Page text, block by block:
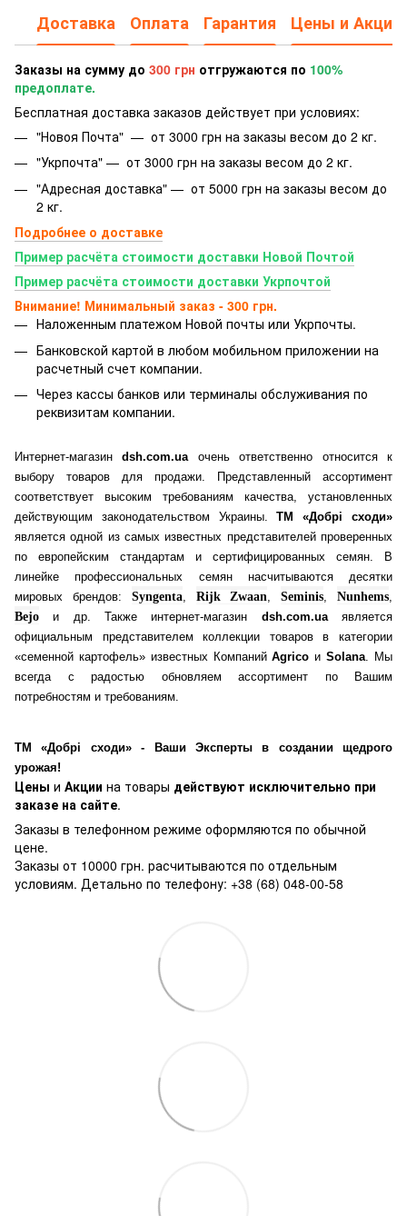
Доставка Оплата Гарантия Цены и Акции
Заказы на сумму до 300 грн отгружаются по 100%
предоплате.
Бесплатная доставка заказов действует при условиях:
"Новоя Почта" — от 3000 грн на заказы весом до 2 кг.
"Укрпочта" — от 3000 грн на заказы весом до 2 кг.
"Адресная доставка" — от 5000 грн на заказы весом до
2 кг.
Подробнее о доставке
Пример расчёта стоимости доставки Новой Почтой
Пример расчёта стоимости доставки Укрпочтой
Внимание! Минимальный заказ - 300 грн.
Наложенным платежом Новой почты или Укрпочты.
Банковской картой в любом мобильном приложении на
расчетный счет компании.
Через кассы банков или терминалы обслуживания по
реквизитам компании.
Интернет-магазинdsh.com.uaочень ответственно относится к
выбору товаров для продажи. Представленный ассортимент
соответствует высоким требованиям качества, установленных
действующим законодательством Украины.ТМ «Добрі сходи»
является одной из самых известных представителей проверенных
по европейским стандартам и сертифицированных семян. В
линейке профессиональных семян насчитываются десятки
мировых брендов: Syngenta, Rijk Zwaan,Seminis,Nunhems,
Bejo и др. Также интернет-магазин dsh.com.uaявляется
официальным представителем коллекции товаров в категории
«семенной картофель» известных КомпанийAgrico иSolana. Мы
всегда с радостью обновляем ассортимент по Вашим
потребностям и требованиям.
ТМ «Добрі сходи» - Ваши Эксперты в создании щедрого
урожая!
Цены и Акции на товары действуют исключительно при
заказе на сайте.
Заказы в телефонном режиме оформляются по обычной
цене.
Заказы от 10000 грн. расчитываются по отдельным
условиям. Детально по телефону: +38 (68) 048-00-58